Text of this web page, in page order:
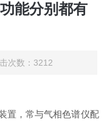
能分别都有
次数：3212
置，常与气相色谱仪配